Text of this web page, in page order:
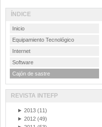
ÍNDICE
Inicio
Equipamiento Tecnológico
Internet
Software
Cajón de sastre
REVISTA INTEFP
► 2013 (11)
► 2012 (49)